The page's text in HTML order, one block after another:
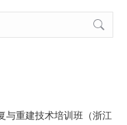
与重建技术培训班（浙江